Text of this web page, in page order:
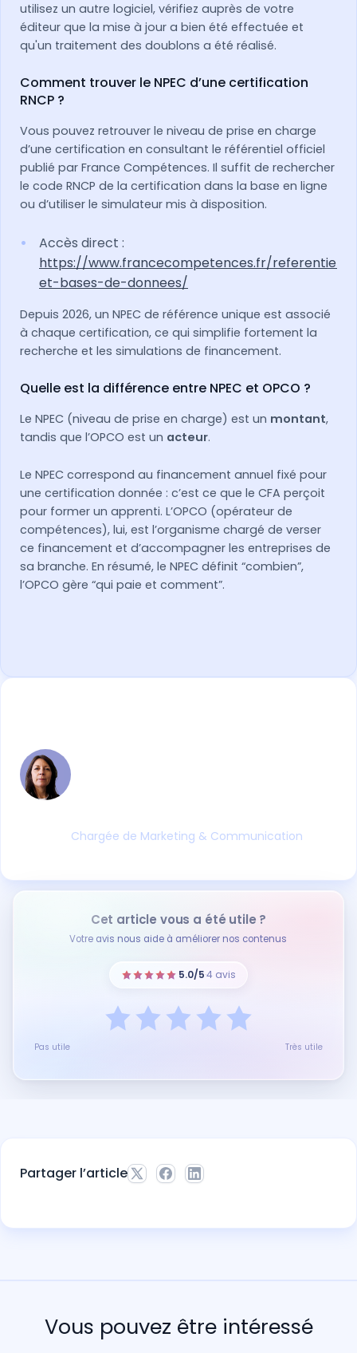
Partager l’article
utilisez un autre logiciel, vérifiez auprès de votre
éditeur que la mise à jour a bien été effectuée et
qu'un traitement des doublons a été réalisé.
Comment trouver le NPEC d’une certification
RNCP ?
Vous pouvez retrouver le niveau de prise en charge
d’une certification en consultant le référentiel officiel
publié par France Compétences. Il suffit de rechercher
le code RNCP de la certification dans la base en ligne
ou d’utiliser le simulateur mis à disposition.
Accès direct :
https://www.francecompetences.fr/referentiels-
et-bases-de-donnees/
Depuis 2026, un NPEC de référence unique est associé
à chaque certification, ce qui simplifie fortement la
recherche et les simulations de financement.
Quelle est la différence entre NPEC et OPCO ?
Le NPEC (niveau de prise en charge) est un montant,
tandis que l’OPCO est un acteur.
Le NPEC correspond au financement annuel fixé pour
une certification donnée : c’est ce que le CFA perçoit
pour former un apprenti. L’OPCO (opérateur de
compétences), lui, est l’organisme chargé de verser
ce financement et d’accompagner les entreprises de
sa branche. En résumé, le NPEC définit “combien”,
l’OPCO gère “qui paie et comment”.
Chargée de Marketing & Communication
Cet article vous a été utile ?
Votre avis nous aide à améliorer nos contenus
5.0/5·4 avis
Pas utile Très utile
Vous pouvez être intéressé